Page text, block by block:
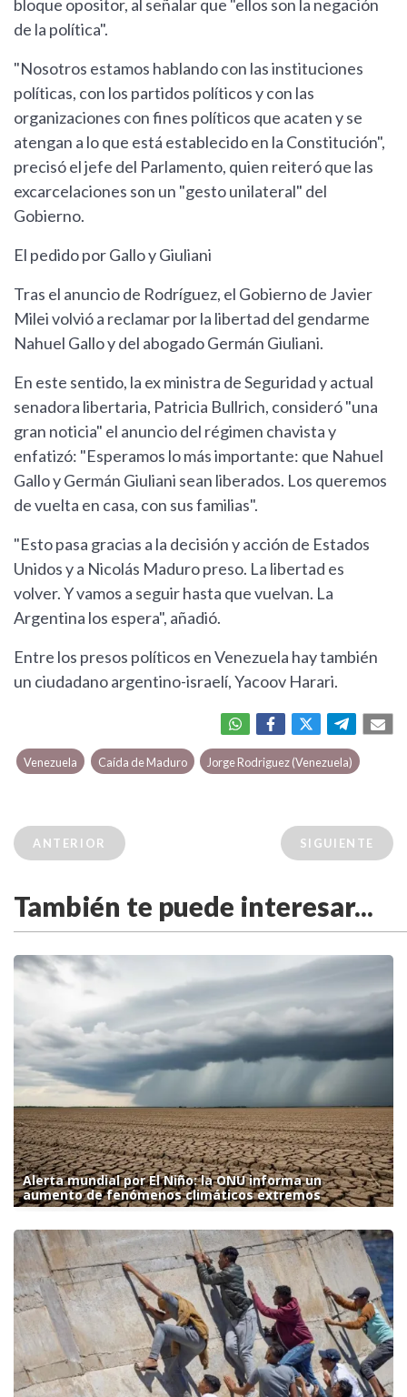
bloque opositor, al señalar que "ellos son la negación
de la política".
"Nosotros estamos hablando con las instituciones
políticas, con los partidos políticos y con las
organizaciones con fines políticos que acaten y se
atengan a lo que está establecido en la Constitución",
precisó el jefe del Parlamento, quien reiteró que las
excarcelaciones son un "gesto unilateral" del
Gobierno.
El pedido por Gallo y Giuliani
Tras el anuncio de Rodríguez, el Gobierno de Javier
Milei volvió a reclamar por la libertad del gendarme
Nahuel Gallo y del abogado Germán Giuliani.
En este sentido, la ex ministra de Seguridad y actual
senadora libertaria, Patricia Bullrich, consideró "una
gran noticia" el anuncio del régimen chavista y
enfatizó: "Esperamos lo más importante: que Nahuel
Gallo y Germán Giuliani sean liberados. Los queremos
de vuelta en casa, con sus familias".
"Esto pasa gracias a la decisión y acción de Estados
Unidos y a Nicolás Maduro preso. La libertad es
volver. Y vamos a seguir hasta que vuelvan. La
Argentina los espera", añadió.
Entre los presos políticos en Venezuela hay también
un ciudadano argentino-israelí, Yacoov Harari.
Venezuela Caída de Maduro Jorge Rodriguez (Venezuela)
ANTERIOR SIGUIENTE
También te puede interesar...
Alerta mundial por El Niño: la ONU informa un
aumento de fenómenos climáticos extremos